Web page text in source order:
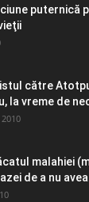
puternică
către
la vreme de
malahiei
de a nu